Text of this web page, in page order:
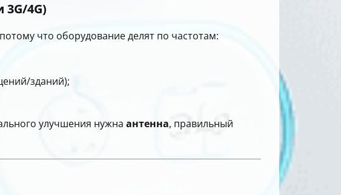
4G)
что оборудование делят по частотам:
зданий);
улучшения нужна антенна, правильный